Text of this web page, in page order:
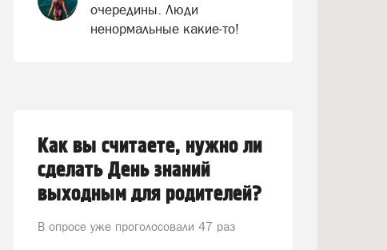
очередины. Люди
ненормальные какие-то!
Как вы считаете, нужно ли
сделать День знаний
выходным для родителей?
В опросе уже проголосовали 47 раз